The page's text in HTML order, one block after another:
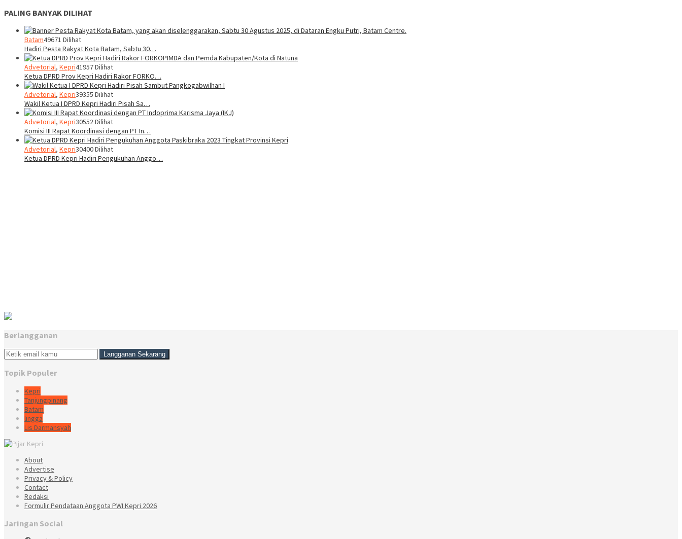
PALING BANYAK DILIHAT
Batam49671 Dilihat
Hadiri Pesta Rakyat Kota Batam, Sabtu 30…
Advetorial, Kepri41957 Dilihat
Ketua DPRD Prov Kepri Hadiri Rakor FORKO…
Advetorial, Kepri39355 Dilihat
Wakil Ketua I DPRD Kepri Hadiri Pisah Sa…
Advetorial, Kepri30552 Dilihat
Komisi III Rapat Koordinasi dengan PT In…
Advetorial, Kepri30400 Dilihat
Ketua DPRD Kepri Hadiri Pengukuhan Anggo…
Berlangganan
Topik Populer
Kepri
Tanjungpinang
Batam
lingga
Lis Darmansyah
About
Advertise
Privacy & Policy
Contact
Redaksi
Formulir Pendataan Anggota PWI Kepri 2026
Jaringan Social